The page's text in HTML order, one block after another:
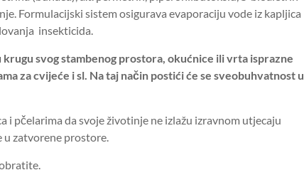
Formulacijski sistem osigurava evaporaciju vode iz kapljica
insekticida.
svog stambenog prostora, okućnice ili vrta isprazne
za cvijeće i sl. Na taj način postići će se sveobuhvatnost u
i pčelarima da svoje životinje ne izlažu izravnom utjecaju
u zatvorene prostore.